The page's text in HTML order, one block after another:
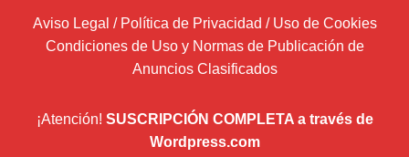
Aviso Legal / Política de Privacidad / Uso de Cookies
Condiciones de Uso y Normas de Publicación de
Anuncios Clasificados
¡Atención! SUSCRIPCIÓN COMPLETA a través de
Wordpress.com